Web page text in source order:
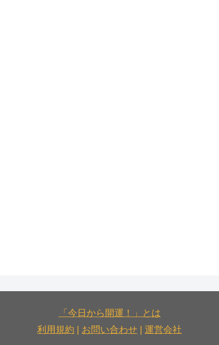
「今日から開運！」とは
利用規約 | お問い合わせ | 運営会社